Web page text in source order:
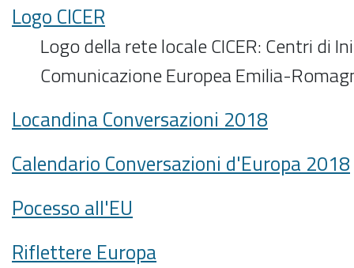
Logo CICER
Logo della rete locale CICER: Centri di
Comunicazione Europea Emilia-
Locandina Conversazioni 2018
Calendario Conversazioni d'Europa 2018
Pocesso all'EU
Riflettere Europa